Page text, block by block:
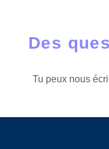
Des
Tu peux nous